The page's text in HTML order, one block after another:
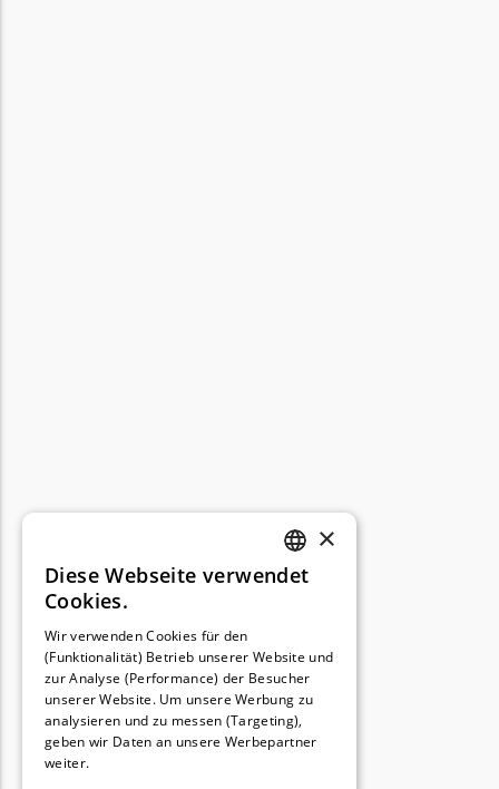
GERMAN
GERMAN
×
Diese Webseite verwendet
Cookies.
Wir verwenden Cookies für den
(Funktionalität) Betrieb unserer Website und
zur Analyse (Performance) der Besucher
unserer Website. Um unsere Werbung zu
analysieren und zu messen (Targeting),
geben wir Daten an unsere Werbepartner
weiter.